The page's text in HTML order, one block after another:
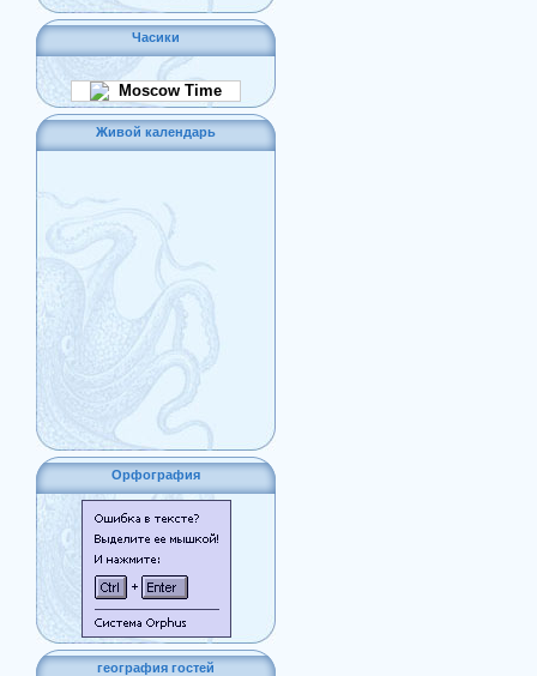
Часики
Moscow Time
Живой календарь
Орфография
география гостей